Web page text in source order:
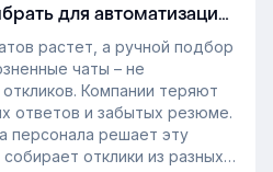
для автоматизации
растет, а ручной подбор
чаты – не
Компании теряют
ответов и забытых резюме.
персонала решает эту
отклики из разных